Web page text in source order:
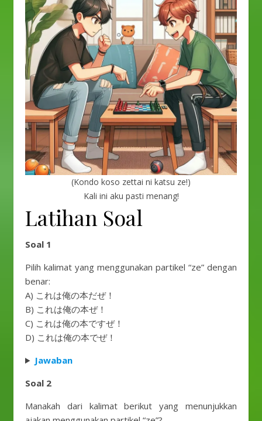
(Kondo koso zettai ni katsu ze!)
Kali ini aku pasti menang!
Latihan Soal
Soal 1
Pilih kalimat yang menggunakan partikel “ze” dengan
benar:
A) これは俺の本だぜ！
B) これは俺の本ぜ！
C) これは俺の本ですぜ！
D) これは俺の本でぜ！
Jawaban
Soal 2
Manakah dari kalimat berikut yang menunjukkan